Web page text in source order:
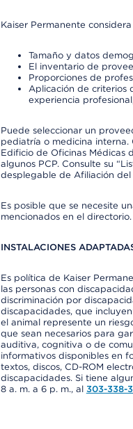
Kaiser Permanente
Tamaño y datos
El inventario de
Proporciones de
Aplicación de criterios
experiencia
Puede seleccionar un
pediatría o medicina interna.
Edificio de Oficinas Médicas
algunos PCP. Consulte su
desplegable de Afiliación
Es posible que se necesite
mencionados en el
INSTALACIONES
Es política de Kaiser
las personas con
discriminación por
discapacidades, que
el animal represente un
que sean necesarios para
auditiva, cognitiva o de
informativos disponibles en
textos, discos, CD-ROM
discapacidades. Si tiene
8 a. m. a 6 p. m., al 303-338-